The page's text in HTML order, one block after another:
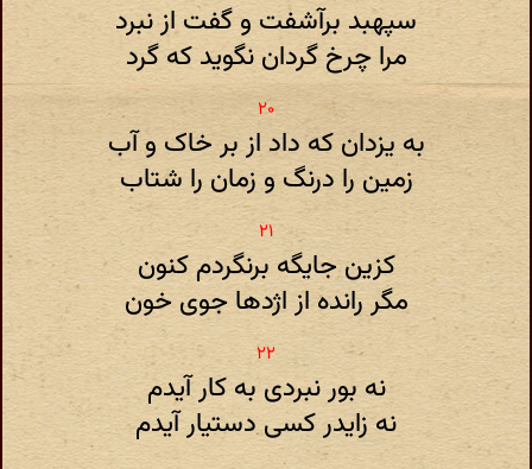
سپهبد برآشفت و گفت از نبرد
مرا چرخ گردان نگوید که گرد
به یزدان که داد از بر خاک و آب
زمین را درنگ و زمان را شتاب
کزین جایگه برنگردم کنون
مگر رانده از اژدها جوی خون
نه بور نبردی به کار آیدم
نه زایدر کسی دستیار آیدم